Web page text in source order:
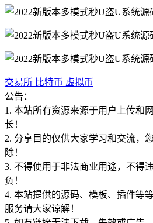
交易所 比特币 虚拟币
公告：
1. 本站所有资源来源于用户上传和
长！
2. 分享目的仅供大家学习和交流，
除！
3. 不得使用于非法商业用途，不得
负！
4. 本站提供的源码、模板、插件等
服务请大家谅解！